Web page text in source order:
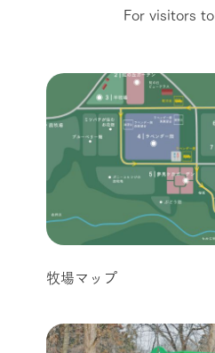
For visitors
牧場マップ